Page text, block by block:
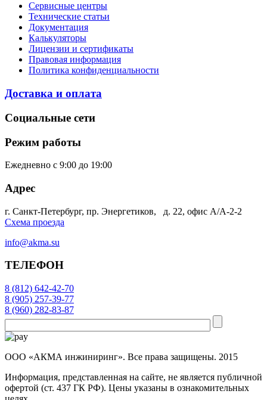
Сервисные центры
Технические статьи
Документация
Калькуляторы
Лицензии и сертификаты
Правовая информация
Политика конфиденциальности
Доставка и оплата
Социальные сети
Режим работы
Ежедневно с 9:00 до 19:00
Адрес
г. Санкт-Петербург, пр. Энергетиков, д. 22, офис А/А-2-2
Схема проезда
info@akma.su
ТЕЛЕФОН
8 (812) 642-42-70
8 (905) 257-39-77
8 (960) 282-83-87
OOO «АКМА инжиниринг». Все права защищены. 2015
Информация, представленная на сайте, не является публичной
офертой (ст. 437 ГК РФ). Цены указаны в ознакомительных